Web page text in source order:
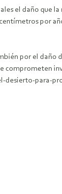
el daño que
por
por el
comprometen
para-